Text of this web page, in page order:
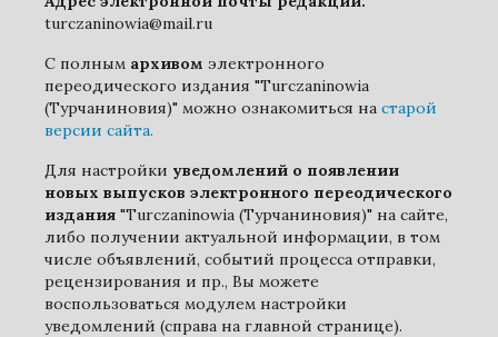
turczaninowia@mail.ru
С полным архивом электронного
переодического издания "Turczaninowia
(Турчаниновия)" можно ознакомиться на старой
версии сайта.
Для настройки уведомлений о появлении
новых выпусков электронного переодического
издания "Turczaninowia (Турчаниновия)" на сайте,
либо получении актуальной информации, в том
числе объявлений, событий процесса отправки,
рецензирования и пр., Вы можете
воспользоваться модулем настройки
уведомлений (справа на главной странице).